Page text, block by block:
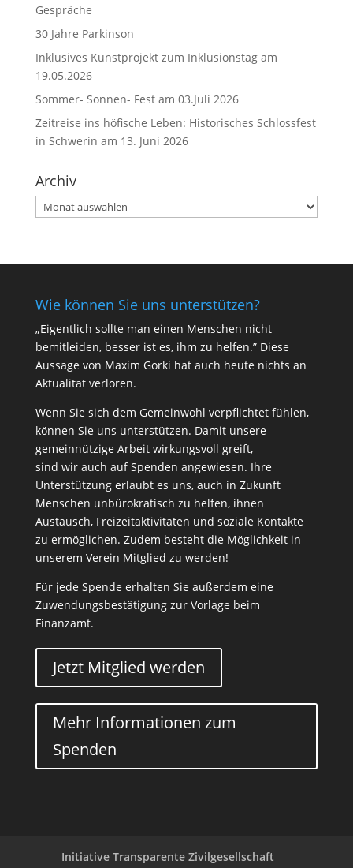
Gespräche
30 Jahre Parkinson
Inklusives Kunstprojekt zum Inklusionstag am
19.05.2026
Sommer- Sonnen- Fest am 03.Juli 2026
Zeitreise ins höfische Leben: Historisches Schlossfest
in Schwerin am 13. Juni 2026
Archiv
Archiv
Wie können Sie uns unterstützen?
„Eigentlich sollte man einen Menschen nicht
bemitleiden, besser ist es, ihm zu helfen.” Diese
Aussage von Maxim Gorki hat auch heute nichts an
Aktualität verloren.
Wenn Sie sich dem Gemeinwohl verpflichtet fühlen,
können Sie uns unterstützen. Damit unsere
gemeinnützige Arbeit wirkungsvoll greift,
sind wir auch auf Spenden angewiesen. Ihre
Unterstützung erlaubt es uns, auch in Zukunft
Menschen unbürokratisch zu helfen, ihnen
Austausch, Freizeitaktivitäten und soziale Kontakte
zu ermöglichen. Zudem besteht die Möglichkeit in
unserem Verein Mitglied zu werden!
Für jede Spende erhalten Sie außerdem eine
Zuwendungsbestätigung zur Vorlage beim
Finanzamt.
Jetzt Mitglied werden
Mehr Informationen zum
Spenden
Initiative Transparente Zivilgesellschaft